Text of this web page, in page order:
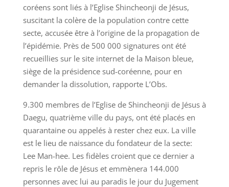
coréens sont liés à l’Eglise Shincheonji de Jésus,
suscitant la colère de la population contre cette
secte, accusée être à l’origine de la propagation de
l’épidémie. Près de 500 000 signatures ont été
recueillies sur le site internet de la Maison bleue,
siège de la présidence sud-coréenne, pour en
demander la dissolution, rapporte L’Obs.
9.300 membres de l’Eglise de Shincheonji de Jésus à
Daegu, quatrième ville du pays, ont été placés en
quarantaine ou appelés à rester chez eux. La ville
est le lieu de naissance du fondateur de la secte:
Lee Man-hee. Les fidèles croient que ce dernier a
repris le rôle de Jésus et emmènera 144.000
personnes avec lui au paradis le jour du Jugement